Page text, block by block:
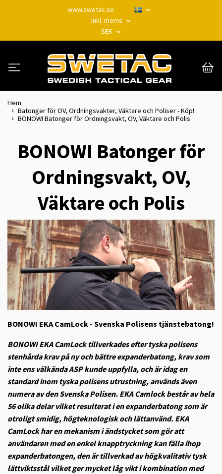
www.swetac.se
Inkl. moms
SEK
Hem
Batonger för OV, Ordningsvakter, Väktare och Poliser - Köp!
BONOWI Batonger för Ordningsvakt, OV, Väktare och Polis
BONOWI Batonger för
Ordningsvakt, OV,
Väktare och Polis
BONOWI EKA CamLock - Svenska Polisens tjänstebatong!
BONOWI EKA CamLock tillverkades efter tyska polisens
stenhårda krav på ny och bättre expanderbatong, krav som
inte ens välkända ASP kunde uppfylla, och är idag en
standard inom tyska polisens utrustning, används även
numera av den Svenska Polisen. EKA Camlock består av hela
56 olika delar vilket resulterat i en expanderbatong som är
otroligt smidig, högteknologisk och lättanvänd. EKA
CamLock har en mekanism i ändstycket som gör att
användaren med en enkel knapptryckning kan fälla ihop
expanderbatongen, den är tillverkad av högkvalitativ tysk
lättviktsstål vilket ger mycket låg vikt i kombination med